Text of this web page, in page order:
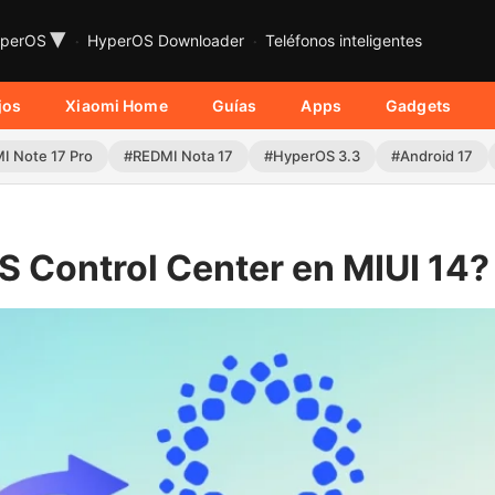
▾ HyperOS Downloader Teléfonos inteligentes
Xiaomi Home Guías Apps Gadgets
Note 17 Pro #REDMI Nota 17 #HyperOS 3.3 #Android 17
Control Center en MIUI 14?